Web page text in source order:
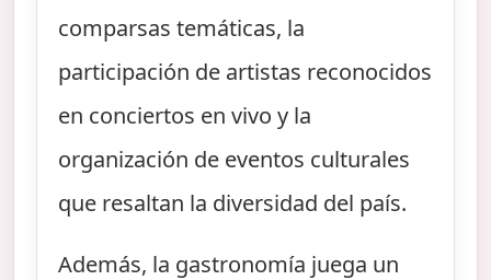
comparsas temáticas, la
participación de artistas reconocidos
en conciertos en vivo y la
organización de eventos culturales
que resaltan la diversidad del país.
Además, la gastronomía juega un